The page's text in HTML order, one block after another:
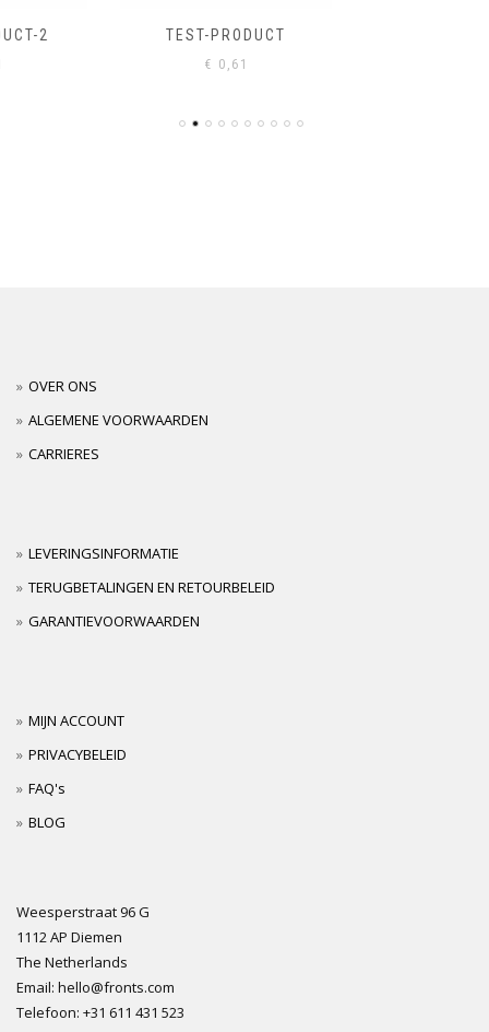
TEST-PRODUCT
OVER ONS
ALGEMENE VOORWAARDEN
CARRIERES
LEVERINGSINFORMATIE
TERUGBETALINGEN EN RETOURBELEID
GARANTIEVOORWAARDEN
MIJN ACCOUNT
PRIVACYBELEID
FAQ's
BLOG
Weesperstraat 96 G
1112 AP Diemen
The Netherlands
Email: hello@fronts.com
Telefoon: +31 611 431 523